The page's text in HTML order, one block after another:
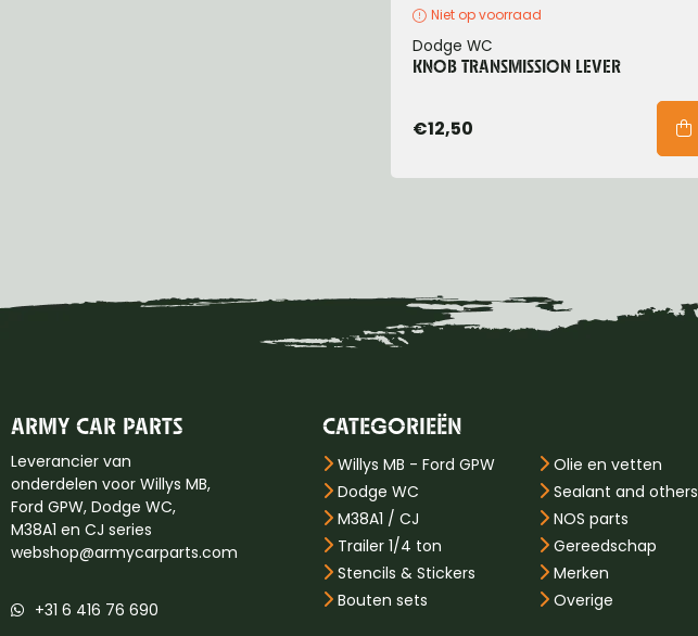
Niet op voorraad
Dodge WC
KNOB TRANSMISSION LEVER
€12,50
ARMY CAR PARTS
Leverancier van
onderdelen voor Willys MB,
Ford GPW, Dodge WC,
M38A1 en CJ series
webshop@armycarparts.com
+31 6 416 76 690
CATEGORIEËN
Willys MB - Ford GPW
Dodge WC
M38A1 / CJ
Trailer 1/4 ton
Stencils & Stickers
Bouten sets
Olie en vetten
Sealant and others
NOS parts
Gereedschap
Merken
Overige